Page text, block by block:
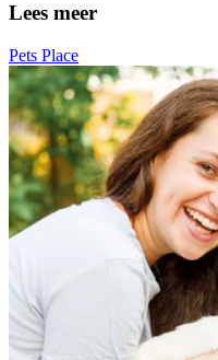
Lees meer
Pets Place